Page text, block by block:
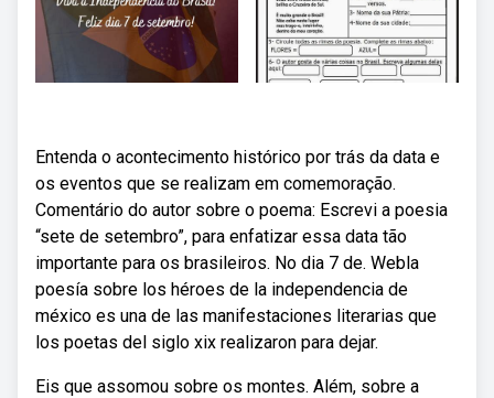
Entenda o acontecimento histórico por trás da data e
os eventos que se realizam em comemoração.
Comentário do autor sobre o poema: Escrevi a poesia
“sete de setembro”, para enfatizar essa data tão
importante para os brasileiros. No dia 7 de. Webla
poesía sobre los héroes de la independencia de
méxico es una de las manifestaciones literarias que
los poetas del siglo xix realizaron para dejar.
Eis que assomou sobre os montes. Além, sobre a